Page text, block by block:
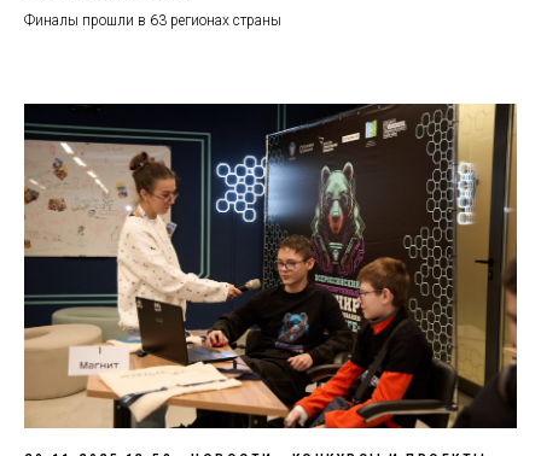
Финалы прошли в 63 регионах страны